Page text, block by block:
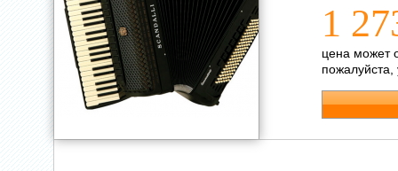
1
цена может
пожалуйста,